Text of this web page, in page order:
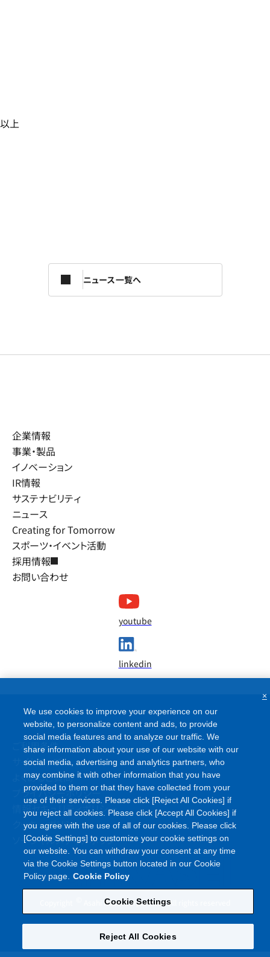
以上
ニュース一覧へ
企業情報
事業・製品
イノベーション
IR情報
サステナビリティ
ニュース
Creating for Tomorrow
スポーツ・イベント活動
採用情報
お問い合わせ
youtube
linkedin
ご利用条件
サイトマップ
よくあるご質問
プライバシーポリシー
情報セキュリティポリシー
クッキーポリシー
ソーシャルメディアポリシー
Asahi Kasei Corporation. All rights reserved
We use cookies to improve your experience on our
website, to personalize content and ads, to provide
social media features and to analyze our traffic. We
share information about your use of our website with our
social media, advertising and analytics partners, who
may combine it with other information that you have
provided to them or that they have collected from your
use of their services. Please click [Reject All Cookies] if
you reject all cookies. Please click [Accept All Cookies] if
you agree with the use of all of our cookies. Please click
[Cookie Settings] to customize your cookie settings on
our website. You can withdraw your consent at any time
via the Cookie Settings button located in our Cookie
Policy page. Cookie Policy
Cookie Settings
Reject All Cookies
×